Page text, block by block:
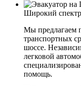
Широкий
Мы предлагаем
транспортных
шоссе.
легковой
помощь.